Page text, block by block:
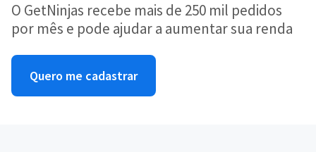
O GetNinjas recebe mais de 250 mil pedidos
por mês e pode ajudar a aumentar sua renda
Quero me cadastrar